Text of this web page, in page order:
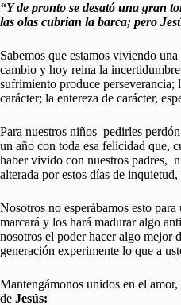
“Y de pronto se desató una gran
las olas cubrían la barca; pero
Sabemos que estamos viviendo
cambio y hoy reina la
sufrimiento produce perseverancia;
carácter; la entereza de carácter,
Para nuestros niños pedirles
un año con toda esa felicidad que,
haber vivido con nuestros padres,
alterada por estos días de
Nosotros no esperábamos esto
marcará y los hará madurar algo
nosotros el poder hacer algo mejor
generación experimente lo que a
Mantengámonos unidos en el
de Jesús: